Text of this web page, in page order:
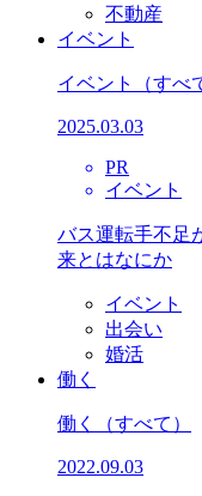
不動産
イベント
イベント （すべ
2025.03.03
PR
イベント
バス運転手不足
来とはなにか
イベント
出会い
婚活
働く
働く （すべて）
2022.09.03